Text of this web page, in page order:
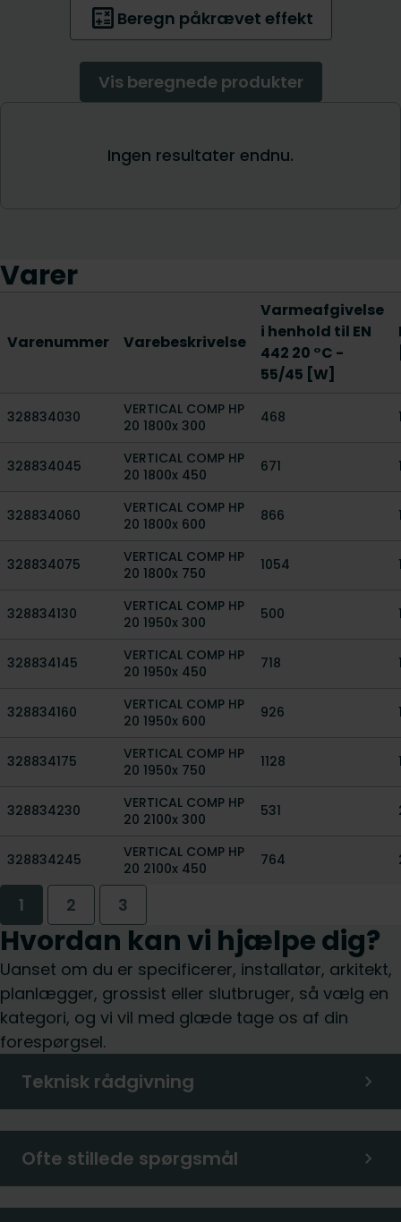
Varer
Varenummer Varebeskrivelse
Varmeafgivelse
i henhold til EN
442 20 °C -
55/45 [W]
328834030
VERTICAL COMP HP
20 1800x 300
468
328834045
VERTICAL COMP HP
20 1800x 450
671
328834060
VERTICAL COMP HP
20 1800x 600
866
328834075
VERTICAL COMP HP
20 1800x 750
1054
328834130
VERTICAL COMP HP
20 1950x 300
500
328834145
VERTICAL COMP HP
20 1950x 450
718
328834160
VERTICAL COMP HP
20 1950x 600
926
328834175
VERTICAL COMP HP
20 1950x 750
1128
328834230
VERTICAL COMP HP
20 2100x 300
531
328834245
VERTICAL COMP HP
20 2100x 450
764
1 2 3
Hvordan kan vi hjælpe dig?
Uanset om du er specificerer, installatør, arkitekt,
planlægger, grossist eller slutbruger, så vælg en
kategori, og vi vil med glæde tage os af din
forespørgsel.
Teknisk rådgivning
Ofte stillede spørgsmål